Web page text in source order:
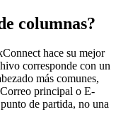
columnas?
hace su mejor
corresponde con un
más comunes,
principal o E-
de partida, no una